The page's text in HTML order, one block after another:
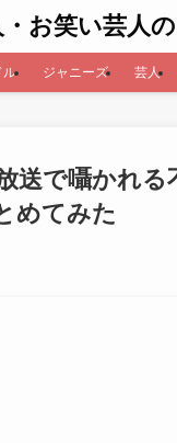
お笑い芸人
ル ジャニーズ 芸人
送で囁かれる
めてみた